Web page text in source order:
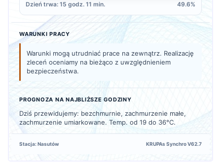
Dzień trwa: 15 godz. 11 min. 49.6%
WARUNKI PRACY
Warunki mogą utrudniać prace na zewnątrz. Realizację
zleceń oceniamy na bieżąco z uwzględnieniem
bezpieczeństwa.
PROGNOZA NA NAJBLIŻSZE GODZINY
Dziś przewidujemy: bezchmurnie, zachmurzenie małe,
zachmurzenie umiarkowane. Temp. od 19 do 36°C.
Stacja: Nasutów KRUPAs Synchro V62.7